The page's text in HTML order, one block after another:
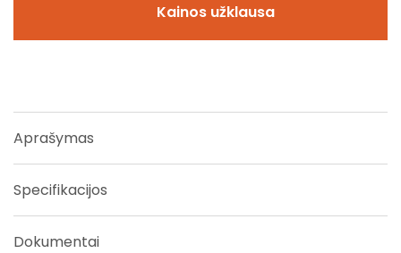
Kainos užklausa
Aprašymas
Specifikacijos
Dokumentai